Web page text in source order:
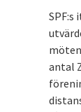
SPF:s
antal